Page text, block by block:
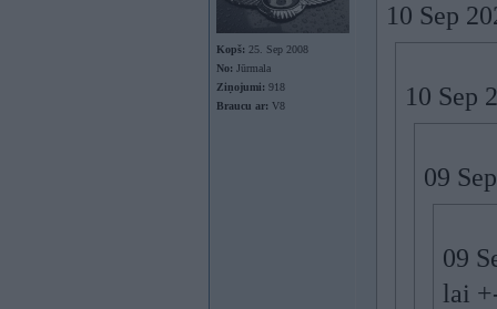
Kopš: 25. Sep 2008
No: Jūrmala
Ziņojumi: 918
Braucu ar: V8
10 Sep
10 Sep
09
09
lai